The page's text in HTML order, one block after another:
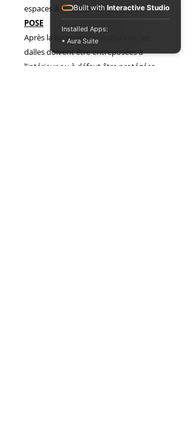
espaces à usage collectif modéré.
POSE
Après la livraison sur le chantier, les
dalles doivent être entreposées à
l’intérieur ou à défaut être protégées
Built with Interactive Studio
Installed Apps:
• Aura Suite